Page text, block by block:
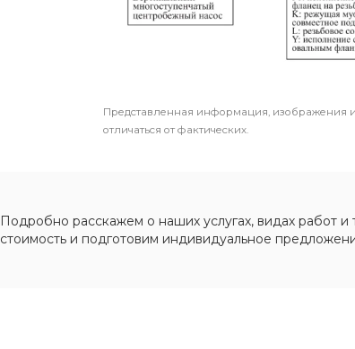
Представленная информация, изображения
отличаться от фактических.
Подробно расскажем о наших услугах, видах работ и
стоимость и подготовим индивидуальное